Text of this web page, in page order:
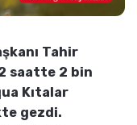
Tahir
2 saatte 2 bin
Kıtalar
gezdi.